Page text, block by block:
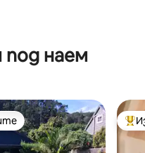
наем
на гостите